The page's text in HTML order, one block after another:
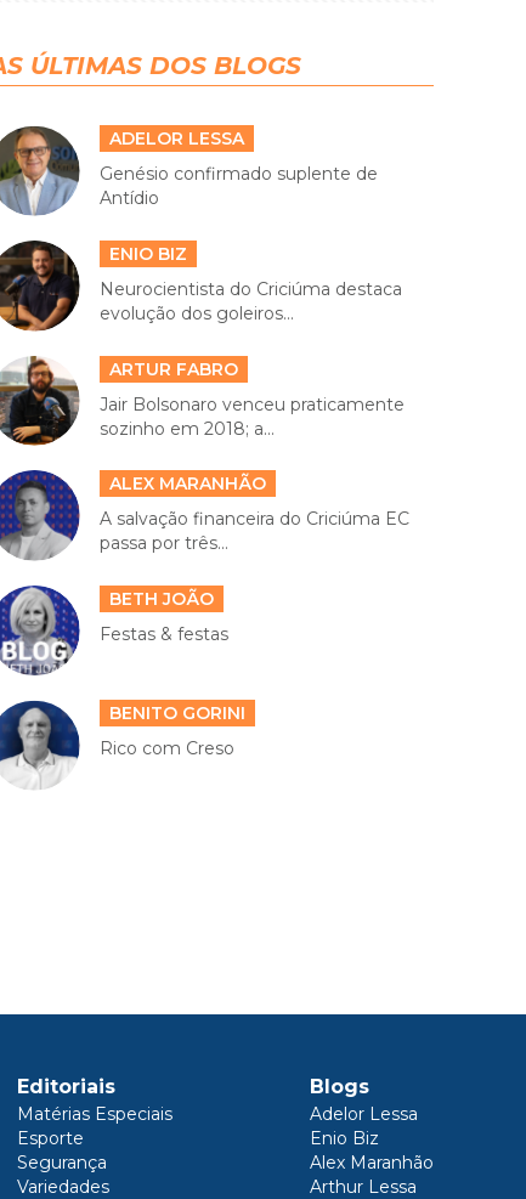
ÚLTIMAS DOS BLOGS
ADELOR LESSA
Genésio confirmado suplente de
Antídio
ENIO BIZ
Neurocientista do Criciúma destaca
evolução dos goleiros...
ARTUR FABRO
Jair Bolsonaro venceu praticamente
sozinho em 2018; a...
ALEX MARANHÃO
A salvação financeira do Criciúma EC
passa por três...
BETH JOÃO
Festas & festas
BENITO GORINI
Rico com Creso
Editoriais
Matérias Especiais
Esporte
Segurança
Variedades
Blogs
Adelor Lessa
Enio Biz
Alex Maranhão
Arthur Lessa